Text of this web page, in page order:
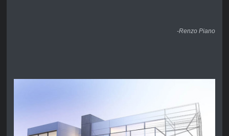
-Renzo Piano